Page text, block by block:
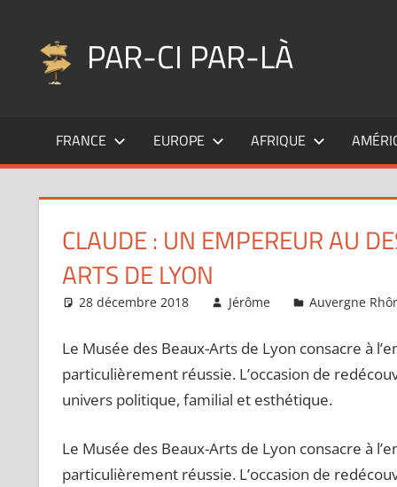
contenu
PAR-CI PAR-LÀ
fil
pérégrinations
FRANCE EUROPE AFRIQUE
CLAUDE : UN EMPEREUR AU
ARTS DE LYON
28 décembre 2018 Jérôme Auvergne
Le Musée des Beaux-Arts de Lyon consacre à
particulièrement réussie. L’occasion de
univers politique, familial et esthétique.
Le Musée des Beaux-Arts de Lyon consacre à
particulièrement réussie. L’occasion de